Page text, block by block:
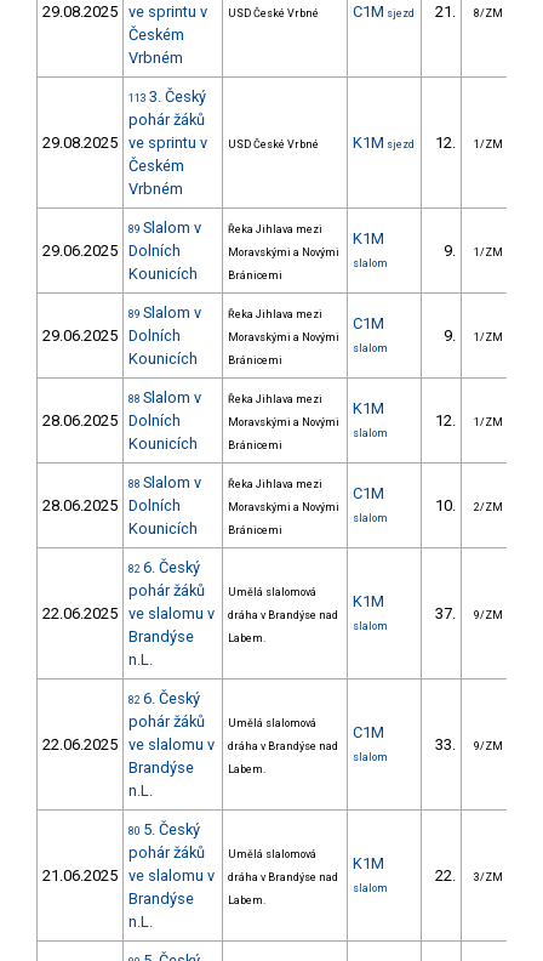
29.08.2025 ve sprintu v
Českém
Vrbném
USD České Vrbné C1M sjezd 21. 8/ZM
29.08.2025
113 3. Český
pohár žáků
ve sprintu v
Českém
Vrbném
USD České Vrbné K1M sjezd 12. 1/ZM
29.06.2025
89 Slalom v
Dolních
Kounicích
Řeka Jihlava mezi
Moravskými a Novými
Bránicemi
K1M
slalom
9. 1/ZM
29.06.2025
89 Slalom v
Dolních
Kounicích
Řeka Jihlava mezi
Moravskými a Novými
Bránicemi
C1M
slalom
9. 1/ZM
28.06.2025
88 Slalom v
Dolních
Kounicích
Řeka Jihlava mezi
Moravskými a Novými
Bránicemi
K1M
slalom
12. 1/ZM
28.06.2025
88 Slalom v
Dolních
Kounicích
Řeka Jihlava mezi
Moravskými a Novými
Bránicemi
C1M
slalom
10. 2/ZM
22.06.2025
82 6. Český
pohár žáků
ve slalomu v
Brandýse
n.L.
Umělá slalomová
dráha v Brandýse nad
Labem.
K1M
slalom
37. 9/ZM
22.06.2025
82 6. Český
pohár žáků
ve slalomu v
Brandýse
n.L.
Umělá slalomová
dráha v Brandýse nad
Labem.
C1M
slalom
33. 9/ZM
21.06.2025
80 5. Český
pohár žáků
ve slalomu v
Brandýse
n.L.
Umělá slalomová
dráha v Brandýse nad
Labem.
K1M
slalom
22. 3/ZM